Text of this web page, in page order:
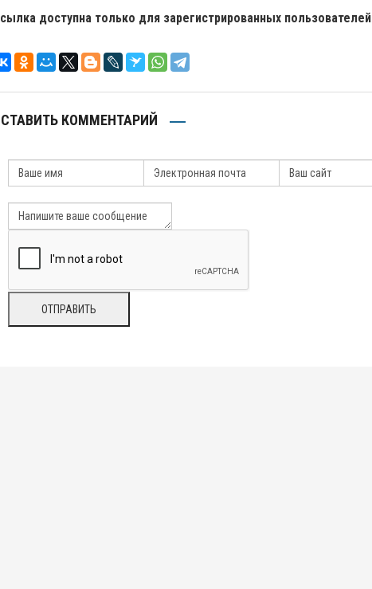
доступна только для зарегистрированных пользователей
КОММЕНТАРИЙ